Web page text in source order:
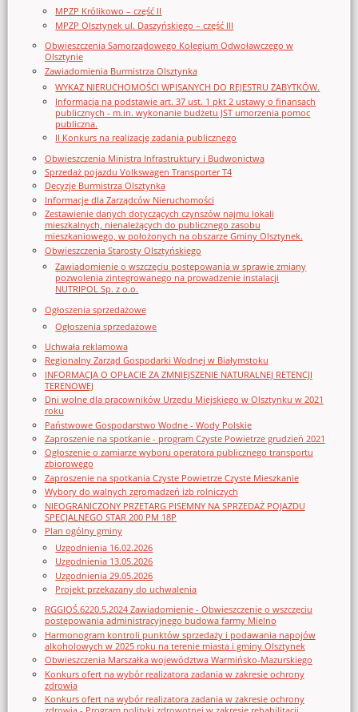
MPZP Królikowo – część II
MPZP Olsztynek ul. Daszyńskiego – część III
Obwieszczenia Samorządowego Kolegium Odwoławczego w
Olsztynie
Zawiadomienia Burmistrza Olsztynka
WYKAZ NIERUCHOMOŚCI WPISANYCH DO REJESTRU ZABYTKÓW.
Informacja na podstawie art. 37 ust. 1 pkt 2 ustawy o finansach
publicznych - m.in. wykonanie budżetu JST umorzenia pomoc
publiczna.
II Konkurs na realizację zadania publicznego
Obwieszczenia Ministra Infrastruktury i Budwonictwa
Sprzedaż pojazdu Volkswagen Transporter T4
Decyzje Burmistrza Olsztynka
Informacje dla Zarządców Nieruchomości
Zestawienie danych dotyczących czynszów najmu lokali
mieszkalnych, nienależących do publicznego zasobu
mieszkaniowego, w położonych na obszarze Gminy Olsztynek.
Obwieszczenia Starosty Olsztyńskiego
Zawiadomienie o wszczęciu postępowania w sprawie zmiany
pozwolenia zintegrowanego na prowadzenie instalacji
NUTRIPOL Sp. z o.o.
Ogłoszenia sprzedażowe
Ogłoszenia sprzedażowe
Uchwała reklamowa
Regionalny Zarząd Gospodarki Wodnej w Białymstoku
INFORMACJA O OPŁACIE ZA ZMNIEJSZENIE NATURALNEJ RETENCJI
TERENOWEJ
Dni wolne dla pracowników Urzędu Miejskiego w Olsztynku w 2021
roku
Państwowe Gospodarstwo Wodne - Wody Polskie
Zaproszenie na spotkanie - program Czyste Powietrze grudzień 2021
Ogłoszenie o zamiarze wyboru operatora publicznego transportu
zbiorowego
Zaproszenie na spotkania Czyste Powietrze Czyste Mieszkanie
Wybory do walnych zgromadzeń izb rolniczych
NIEOGRANICZONY PRZETARG PISEMNY NA SPRZEDAŻ POJAZDU
SPECJALNEGO STAR 200 PM 18P
Plan ogólny gminy
Uzgodnienia 16.02.2026
Uzgodnienia 13.05.2026
Uzgodnienia 29.05.2026
Projekt przekazany do uchwalenia
RGGIOŚ.6220.5.2024 Zawiadomienie - Obwieszczenie o wszczęciu
postępowania administracyjnego budowa farmy Mielno
Harmonogram kontroli punktów sprzedaży i podawania napojów
alkoholowych w 2025 roku na terenie miasta i gminy Olsztynek
Obwieszczenia Marszałka województwa Warmińsko-Mazurskiego
Konkurs ofert na wybór realizatora zadania w zakresie ochrony
zdrowia
Konkurs ofert na wybór realizatora zadania w zakresie ochrony